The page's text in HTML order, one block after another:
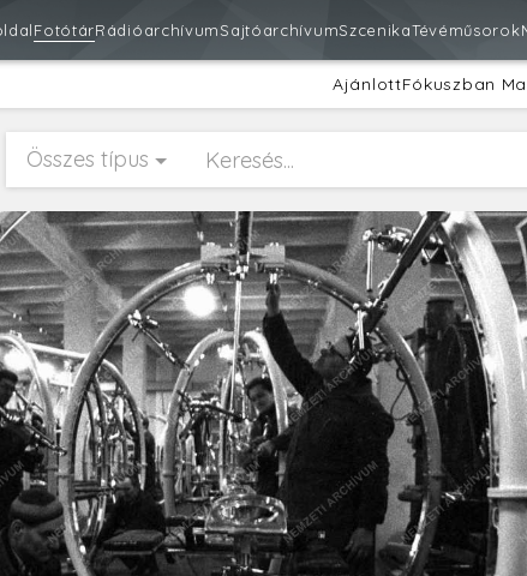
FotótárRádióarchívumSajtóarchívumSzcenikaTévéműsorok
AjánlottFókuszban
Összes típus